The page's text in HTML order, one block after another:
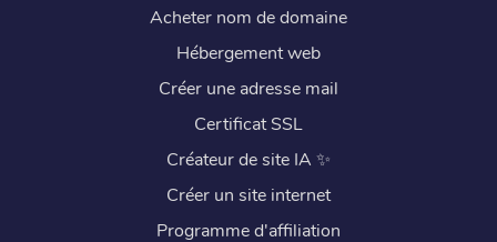
Acheter nom de domaine
Hébergement web
Créer une adresse mail
Certificat SSL
Créateur de site IA ✨
Créer un site internet
Programme d'affiliation